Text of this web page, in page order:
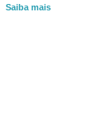
Saiba mais